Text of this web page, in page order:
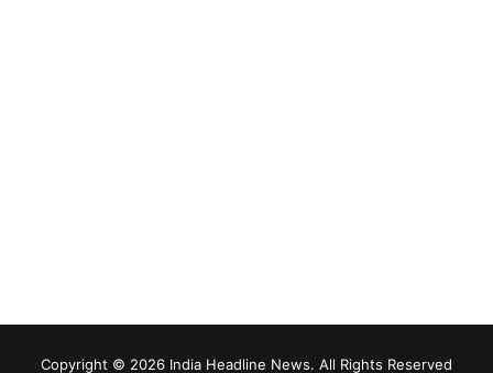
Copyright © 2026 India Headline News. All Rights Reserved